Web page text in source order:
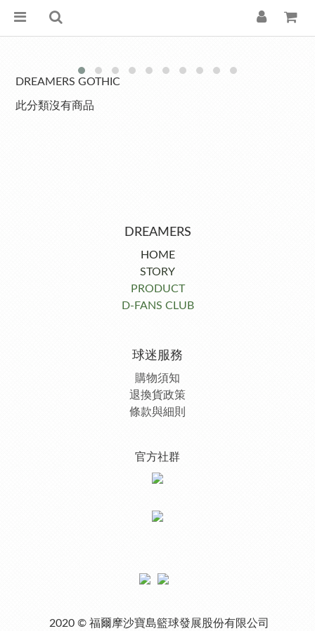
DREAMERS GOTHIC
此分類沒有商品
DREAMERS
HOME
STORY
PRODUCT
D-FANS CLUB
球迷服務
購物須知
退換貨政策
條款與細則
官方社群
2020 © 福爾摩沙寶島籃球發展股份有限公司